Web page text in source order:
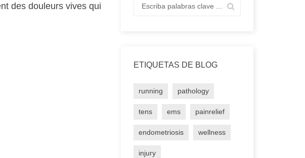
des douleurs vives qui
ETIQUETAS DE BLOG
running pathology
tens ems painrelief
endometriosis wellness
injury